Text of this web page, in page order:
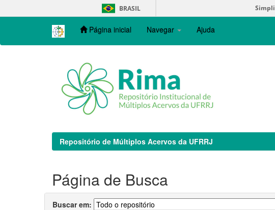
navigation
BRASIL
Página inicial Navegar Ajuda
Repositório de Múltiplos Acervos da UFRRJ
Página de Busca
Buscar em: